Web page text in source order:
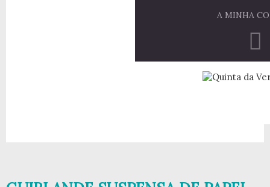
A MINHA